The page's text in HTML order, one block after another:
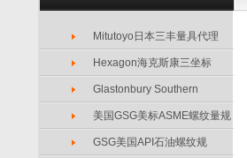
Mitutoyo日本三丰量具代理
Hexagon海克斯康三坐标
Glastonbury Southern
美国GSG美标ASME螺纹量规
GSG美国API石油螺纹规